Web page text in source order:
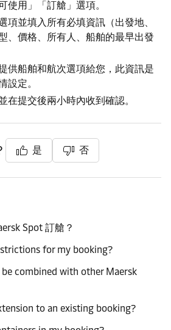
使用」「訂艙」選項。
項並填入所有必填資訊（出發地、
、價格、所有人、船舶的最早出發
供船舶和航次選項給您，此資訊是
設定。
在提交後兩小時內收到確認。
是 否
Spot 訂艙？
for my booking?
be combined with other Maersk
to an existing booking?